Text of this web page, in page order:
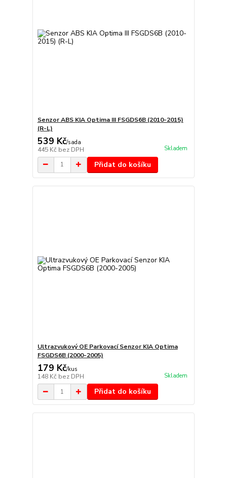
Senzor ABS KIA Optima III FSGDS6B (2010-2015)
(R-L)
539 Kč/sada
445 Kč bez DPH Skladem
Přidat do košíku
Ultrazvukový OE Parkovací Senzor KIA Optima
FSGDS6B (2000-2005)
179 Kč/kus
148 Kč bez DPH Skladem
Přidat do košíku